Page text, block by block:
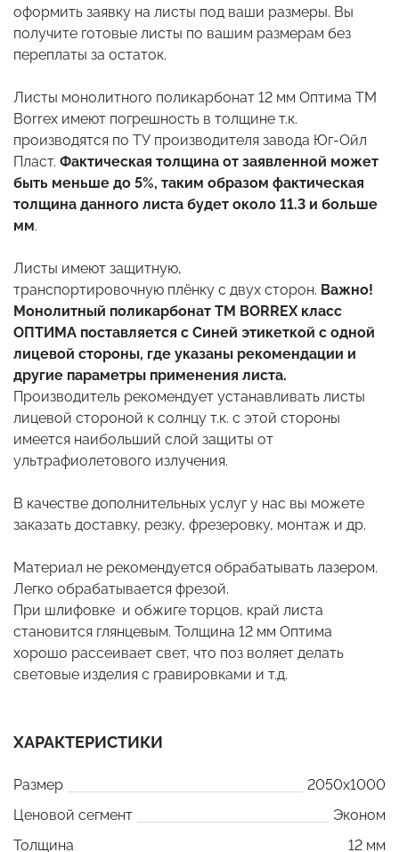
оформить заявку на листы под ваши размеры. Вы
получите готовые листы по вашим размерам без
переплаты за остаток.
Листы монолитного поликарбонат 12 мм Оптима ТМ
Borrex имеют погрешность в толщине т.к.
производятся по ТУ производителя завода Юг-Ойл
Пласт. Фактическая толщина от заявленной может
быть меньше до 5%, таким образом фактическая
толщина данного листа будет около 11.3 и больше
мм.
Листы имеют защитную,
транспортировочную плёнку с двух сторон. Важно!
Монолитный поликарбонат ТМ BORREX класс
ОПТИМА поставляется с Синей этикеткой с одной
лицевой стороны, где указаны рекомендации и
другие параметры применения листа.
Производитель рекомендует устанавливать листы
лицевой стороной к солнцу т.к. с этой стороны
имеется наибольший слой защиты от
ультрафиолетового излучения.
В качестве дополнительных услуг у нас вы можете
заказать доставку, резку, фрезеровку, монтаж и др.
Материал не рекомендуется обрабатывать лазером.
Легко обрабатывается фрезой.
При шлифовке и обжиге торцов, край листа
становится глянцевым. Толщина 12 мм Оптима
хорошо рассеивает свет, что поз воляет делать
световые изделия с гравировками и т.д.
ХАРАКТЕРИСТИКИ
Размер
2050x1000
Ценовой сегмент
Эконом
Толщина
12 мм